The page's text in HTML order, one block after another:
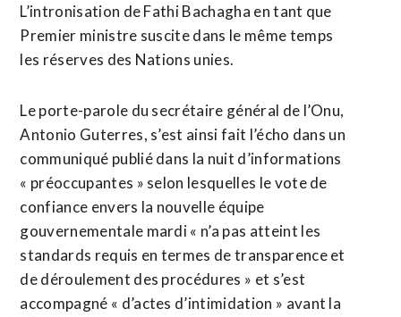
L’intronisation de Fathi Bachagha en tant que
Premier ministre suscite dans le même temps
les réserves des Nations unies.
Le porte-parole du secrétaire général de l’Onu,
Antonio Guterres, s’est ainsi fait l’écho dans un
communiqué publié dans la nuit d’informations
« préoccupantes » selon lesquelles le vote de
confiance envers la nouvelle équipe
gouvernementale mardi « n’a pas atteint les
standards requis en termes de transparence et
de déroulement des procédures » et s’est
accompagné « d’actes d’intimidation » avant la